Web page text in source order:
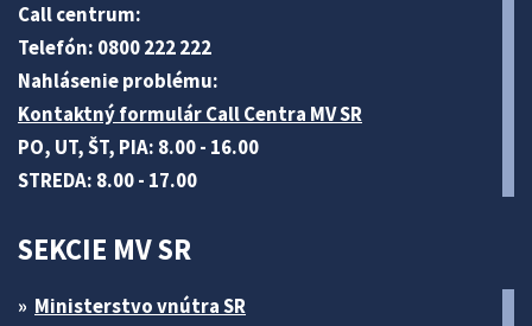
Call centrum:
Telefón: 0800 222 222
Nahlásenie problému:
Kontaktný formulár Call Centra MV SR
PO, UT, ŠT, PIA: 8.00 - 16.00
STREDA: 8.00 - 17.00
SEKCIE MV SR
Ministerstvo vnútra SR